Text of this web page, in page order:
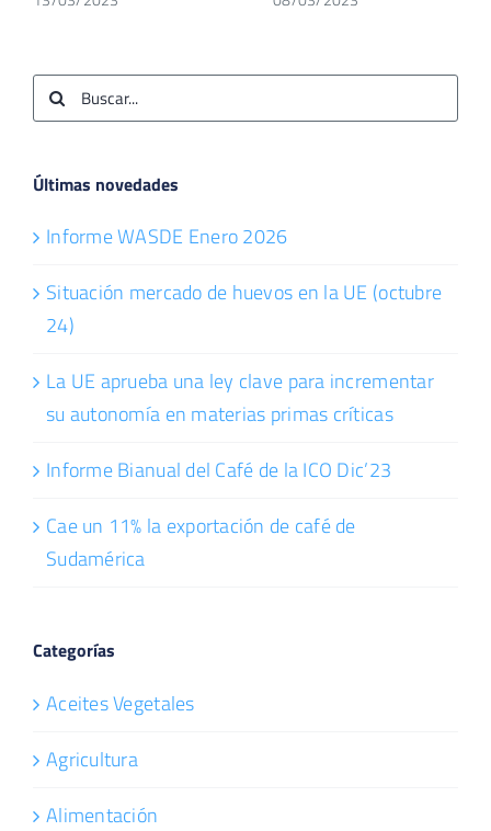
Buscar:
Últimas novedades
Informe WASDE Enero 2026
Situación mercado de huevos en la UE (octubre
24)
La UE aprueba una ley clave para incrementar
su autonomía en materias primas críticas
Informe Bianual del Café de la ICO Dic’23
Cae un 11% la exportación de café de
Sudamérica
Categorías
Aceites Vegetales
Agricultura
Alimentación